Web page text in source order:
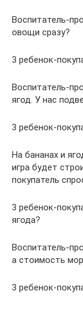
Воспитатель-
овощи сразу?
3 ребенок-
Воспитатель-
ягод. У нас
3 ребенок-
На бананах и
игра будет
покупатель
3 ребенок-
ягода?
Воспитатель-
а стоимость
3 ребенок-